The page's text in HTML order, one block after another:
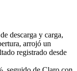
descarga y carga,
arrojó un
registrado desde